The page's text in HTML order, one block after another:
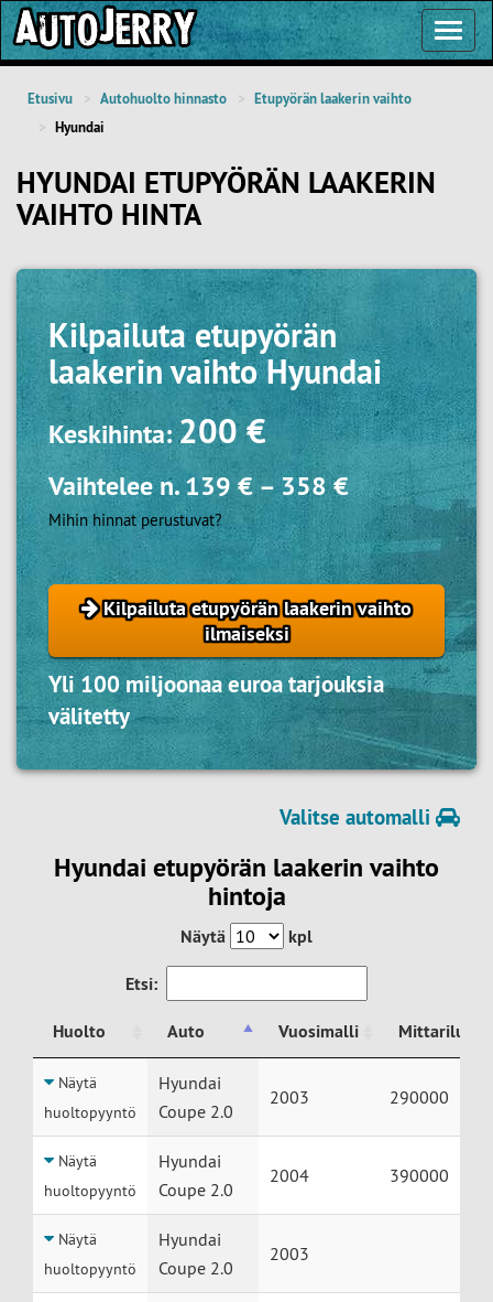
Etusivu Autohuolto hinnasto
Etupyörän laakerin vaihto
Hyundai
HYUNDAI ETUPYÖRÄN LAAKERIN
VAIHTO HINTA
Kilpailutaetupyörän
laakerin vaihto Hyundai
Keskihinta:200 €
Vaihtelee n.139 €– 358 €
Mihin hinnat perustuvat?
Kilpailuta etupyörän laakerin vaihto
ilmaiseksi
Yli 100 miljoonaa euroa tarjouksia
välitetty
Valitse automalli
Hyundai etupyörän laakerin vaihto
hintoja
Näytä kpl
Etsi:
Huolto Auto Vuosimalli
Huolto
Auto
Näytä
huoltopyyntö
Hyundai
Coupe 2.0
2003 290000
Näytä
huoltopyyntö
Hyundai
Coupe 2.0
2004 390000
Näytä
huoltopyyntö
Hyundai
Coupe 2.0
2003